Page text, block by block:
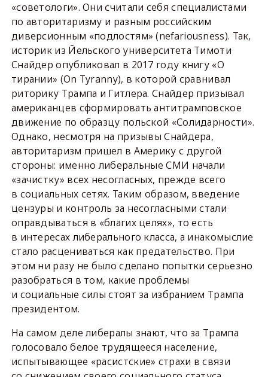
«советологи». Они считали себя специалистами
по авторитаризму и разным российским
диверсионным «подлостям» (nefariousness). Так,
историк из Йельского университета Тимоти
Снайдер опубликовал в 2017 году книгу «О
тирании» (On Tyranny), в которой сравнивал
риторику Трампа и Гитлера. Снайдер призывал
американцев сформировать антитрамповское
движение по образцу польской «Солидарности».
Однако, несмотря на призывы Снайдера,
авторитаризм пришел в Америку с другой
стороны: именно либеральные СМИ начали
«зачистку» всех несогласных, прежде всего
в социальных сетях. Таким образом, введение
цензуры и контроль за несогласными стали
оправдываться в «благих целях», то есть
в интересах либерального класса, а инакомыслие
стало расцениваться как предательство. При
этом ни разу не было сделано попытки серьезно
разобраться в том, какие проблемы
и социальные силы стоят за избранием Трампа
президентом.
На самом деле либералы знают, что за Трампа
голосовало белое трудящееся население,
испытывающее «расистские» страхи в связи